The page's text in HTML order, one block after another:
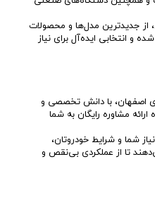
از جدیدترین مدل‌ها و محصولات
و انتخابی ایده‌آل برای نیاز
اصفهان، با دانش تخصصی و
ارائه مشاوره رایگان به شما
شما و شرایط خودروتان،
تا از عملکردی بی‌نقص و